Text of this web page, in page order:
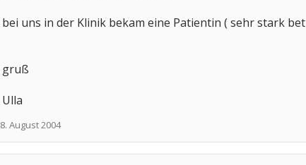
bei uns in der Klinik bekam eine Patientin ( sehr stark
gruß
Ulla
8. August 2004